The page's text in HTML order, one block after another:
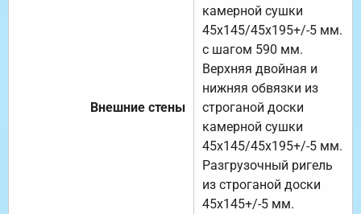
Внешние стены
камерной сушки
45х145/45х195+/-5 мм.
с шагом 590 мм.
Верхняя двойная и
нижняя обвязки из
строганой доски
камерной сушки
45х145/45х195+/-5 мм.
Разгрузочный ригель
из строганой доски
45х145+/-5 мм.